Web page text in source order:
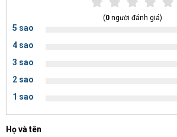
(0 người đánh giá)
5 sao
4 sao
3 sao
2 sao
1 sao
Họ và tên